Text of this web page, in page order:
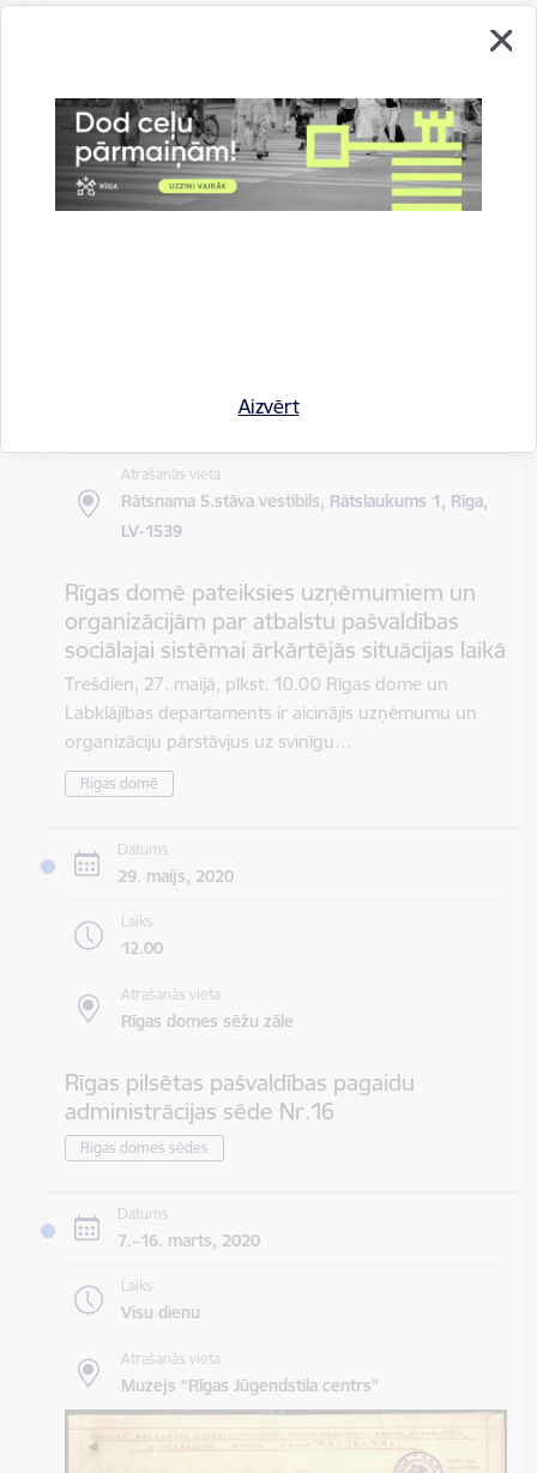
Aizvērt
Rīgas pilsētas pagaidu administrācijas
14.sēde (ārkārtas)
Sēdes darba kārtība: Grozījumi Rīgas domes 2016.
gada 19. aprīļa saistošajos noteikumos Nr. 198 "Par
Atrašanās vieta
Rātsnama 5.stāva vestibils, Rātslaukums 1, Rīga,
LV-1539
Rīgas domē pateiksies uzņēmumiem un
organizācijām par atbalstu pašvaldības
sociālajai sistēmai ārkārtējās situācijas laikā
Trešdien, 27. maijā, plkst. 10.00 Rīgas dome un
Labklājības departaments ir aicinājis uzņēmumu un
organizāciju pārstāvjus uz svinīgu…
Rīgas domē
Datums
29. maijs, 2020
Laiks
12.00
Atrašanās vieta
Rīgas domes sēžu zāle
Rīgas pilsētas pašvaldības pagaidu
administrācijas sēde Nr.16
Rīgas domes sēdes
Datums
7.–16. marts, 2020
Laiks
Visu dienu
Atrašanās vieta
Muzejs “Rīgas Jūgendstila centrs”